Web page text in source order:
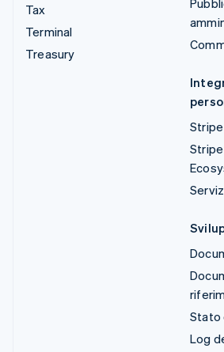
Tax
Terminal
Treasury
Stato
Log